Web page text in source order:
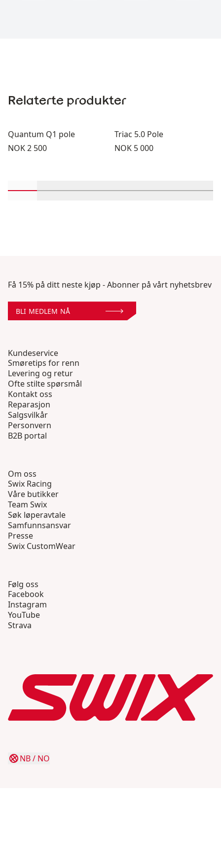
Relaterte produkter
Quantum Q1 pole
Pris:
NOK 2 500
Triac 5.0 Pole
Pris:
NOK 5 000
Få 15% på ditt neste kjøp - Abonner på vårt nyhetsbrev
BLI MEDLEM NÅ
Kundeservice
Smøretips for renn
Levering og retur
Ofte stilte spørsmål
Kontakt oss
Reparasjon
Salgsvilkår
Personvern
B2B portal
Om oss
Swix Racing
Våre butikker
Team Swix
Søk løperavtale
Samfunnsansvar
Presse
Swix CustomWear
Følg oss
Facebook
Instagram
YouTube
Strava
NB/ NO